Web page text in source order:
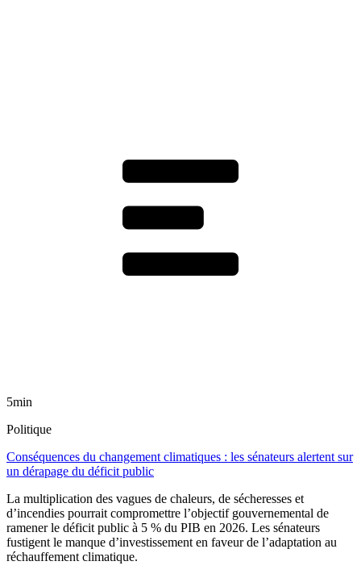
5min
Politique
Conséquences du changement climatiques : les sénateurs alertent sur
un dérapage du déficit public
La multiplication des vagues de chaleurs, de sécheresses et
d’incendies pourrait compromettre l’objectif gouvernemental de
ramener le déficit public à 5 % du PIB en 2026. Les sénateurs
fustigent le manque d’investissement en faveur de l’adaptation au
réchauffement climatique.